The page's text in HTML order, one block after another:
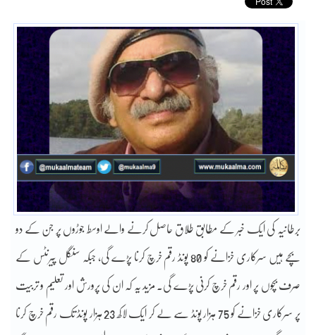
برطانیہ کی ایک خبر کے مطابق طلاق حاصل کرنے والے اوسط جوڑوں پر جن کے دو
بچے ہیں سرکاری خزانے کو 80 پونڈ رقم خرچ کرنا پڑے گی، جبکہ سنگل پیرنٹس کے
صرف بچوں پر اور رقم خرچ کرنی پڑے گی۔ مزید یہ کہ ان کی پرورش اور تعلیم و تربیت
پر سرکاری خزانے کو 75 ہزار پونڈ سے لے کر ایک لاکھ 23 ہزار پونڈ تک رقم خرچ کرنا